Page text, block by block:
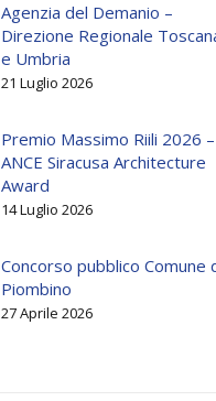
Agenzia del Demanio –
Direzione Regionale
e Umbria
21 Luglio 2026
Premio Massimo Riili 2026 –
ANCE Siracusa Architecture
Award
14 Luglio 2026
Concorso pubblico Comune
Piombino
27 Aprile 2026